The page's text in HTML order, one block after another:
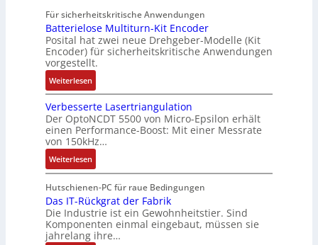
L
3
f
ü
r
s
i
c
h
e
r
e
E
n
t
w
i
o
b
o
t
,
3
M
i
l
l
i
o
n
e
n
A
r
b
e
i
t
u
t
o
m
a
t
i
o
n
e
x
p
a
n
d
i
e
f
t
r
a
g
s
e
i
n
g
a
n
g
i
m
M
a
Für sicherheitskritische Anwendungen
Batterielose Multiturn-Kit Encoder
Posital hat zwei neue Drehgeber-Modelle (Kit
Encoder) für sicherheitskritische Anwendungen
vorgestellt.
Weiterlesen:
B
a
t
t
e
r
i
e
l
o
s
e
Verbesserte Lasertriangulation
Der OptoNCDT 5500 von Micro-Epsilon erhält
einen Performance-Boost: Mit einer Messrate
von 150kHz…
Weiterlesen:
V
e
r
b
e
s
Hutschienen-PC für raue Bedingungen
Das IT-Rückgrat der Fabrik
Die Industrie ist ein Gewohnheitstier. Sind
Komponenten einmal eingebaut, müssen sie
jahrelang ihre…